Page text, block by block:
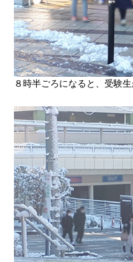
８時半ごろになると、受験